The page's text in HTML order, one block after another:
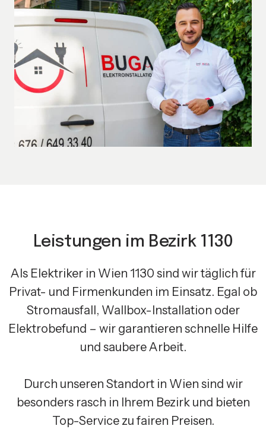
Leistungen im Bezirk 1130
Als Elektriker in Wien 1130 sind wir täglich für
Privat- und Firmenkunden im Einsatz. Egal ob
Stromausfall, Wallbox-Installation oder
Elektrobefund – wir garantieren schnelle Hilfe
und saubere Arbeit.
Durch unseren Standort in Wien sind wir
besonders rasch in Ihrem Bezirk und bieten
Top-Service zu fairen Preisen.